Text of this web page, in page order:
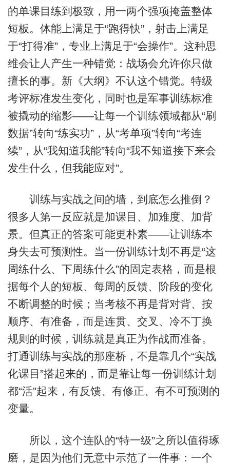
的单课目练到极致，用一两个强项掩盖整体
短板。体能上满足于“跑得快”，射击上满足
于“打得准”，专业上满足于“会操作”。这种思
维会让人产生一种错觉：战场会允许你只做
擅长的事。新《大纲》不认这个错觉。特级
考评标准发生变化，同时也是军事训练标准
被撬动的缩影——让每一个训练领域都从“刷
数据”转向“练实功”，从“考单项”转向“考连
续”，从“我知道我能”转向“我不知道接下来会
发生什么，但我能应对”。
训练与实战之间的墙，到底怎么推倒？
很多人第一反应就是加课目、加难度、加背
景。但真正的答案可能更朴素——让训练本
身失去可预测性。当一份训练计划不再是“这
周练什么、下周练什么”的固定表格，而是根
据每个人的短板、每周的反馈、阶段的变化
不断调整的时候；当考核不再是背对背、按
顺序、有准备，而是连贯、交叉、冷不丁换
规则的时候，训练就是真正为作战而准备。
打通训练与实战的那座桥，不是靠几个“实战
化课目”搭起来的，而是靠让每一份训练计划
都“活”起来，有反馈、有修正、有不可预测的
变量。
所以，这个连队的“特一级”之所以值得琢
磨，是因为他们无意中示范了一件事：一个